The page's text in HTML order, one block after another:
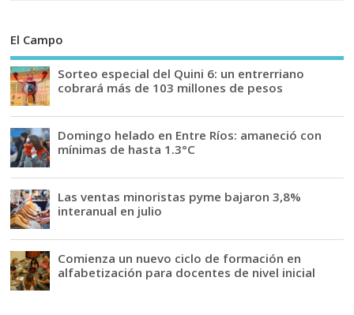
El Campo
Sorteo especial del Quini 6: un entrerriano
cobrará más de 103 millones de pesos
Domingo helado en Entre Ríos: amaneció con
mínimas de hasta 1.3°C
Las ventas minoristas pyme bajaron 3,8%
interanual en julio
Comienza un nuevo ciclo de formación en
alfabetización para docentes de nivel inicial